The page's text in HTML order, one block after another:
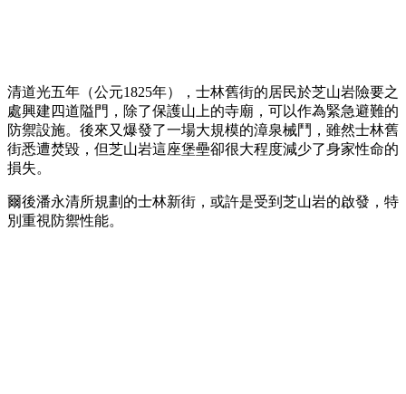
清道光五年（公元1825年），士林舊街的居民於芝山岩險要之
處興建四道隘門，除了保護山上的寺廟，可以作為緊急避難的
防禦設施。後來又爆發了一場大規模的漳泉械鬥，雖然士林舊
街悉遭焚毀，但芝山岩這座堡壘卻很大程度減少了身家性命的
損失。
爾後潘永清所規劃的士林新街，或許是受到芝山岩的啟發，特
別重視防禦性能。